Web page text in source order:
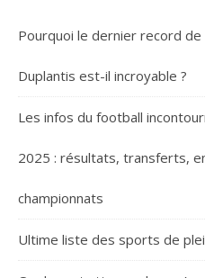
Pourquoi le dernier record de
Duplantis est-il incroyable ?
Les infos du football
2025 : résultats, transferts,
championnats
Ultime liste des sports de